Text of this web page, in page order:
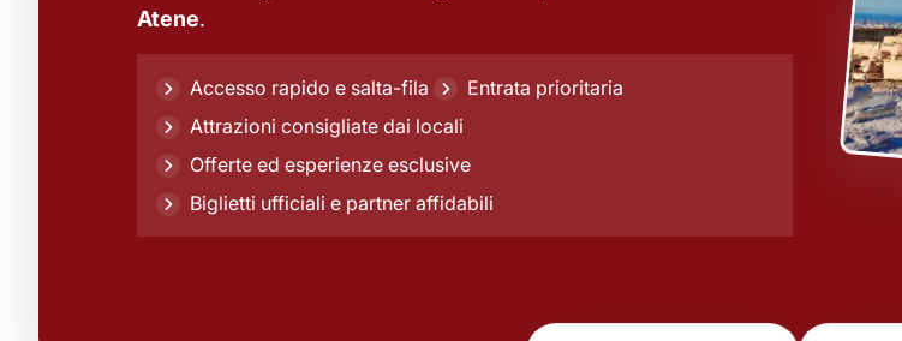
Atene.
Accesso rapido e salta-fila
Entrata prioritaria
Attrazioni consigliate dai locali
Offerte ed esperienze esclusive
Biglietti ufficiali e partner affidabili